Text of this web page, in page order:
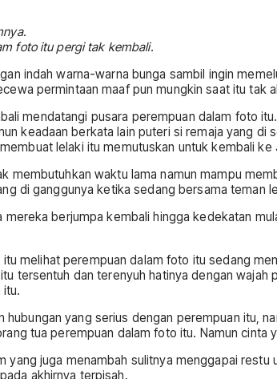
foto itu pergi tak kembali.
indah warna-warna bunga sambil ingin
permintaan maaf pun mungkin saat itu tak
mendatangi pusara perempuan dalam foto
keadaan berkata lain puteri si remaja yang di
lelaki itu memutuskan untuk kembali ke
membutuhkan waktu lama namun mampu
di ganggunya ketika sedang bersama teman
mereka berjumpa kembali hingga kedekatan
itu melihat perempuan dalam foto itu sedang
tersentuh dan terenyuh hatinya dengan
itu.
hubungan yang serius dengan perempuan itu,
tua perempuan dalam foto itu. Namun
yang juga menambah sulitnya menggapai
akhirnya terpisah.